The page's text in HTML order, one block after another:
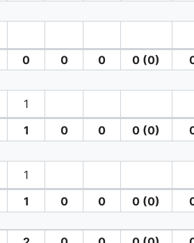
0 0 0 0 (0)
1
1 0 0 0 (0)
1
1 0 0 0 (0)